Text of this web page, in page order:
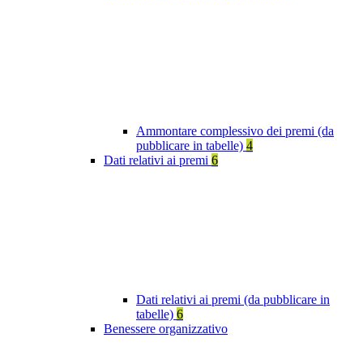
Ammontare complessivo dei premi (da
pubblicare in tabelle) 4
Dati relativi ai premi 6
Dati relativi ai premi (da pubblicare in
tabelle) 6
Benessere organizzativo